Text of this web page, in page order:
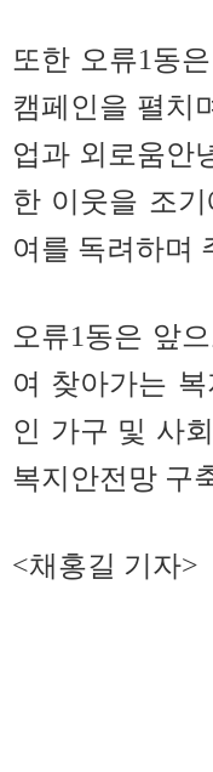
또한 오류1동
캠페인을 펼치
업과 외로움안
한 이웃을 조
여를 독려하며
오류1동은 앞
여 찾아가는
인 가구 및 사
복지안전망 구
<채홍길 기자>